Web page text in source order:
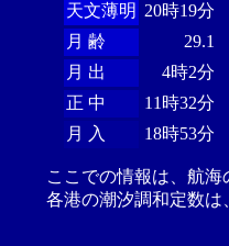
天文薄明 20時19分
月 齢
29.1
月 出
4時2分
正 中
11時32分
月 入
18時53分
ここでの情報は、航
各港の潮汐調和定数